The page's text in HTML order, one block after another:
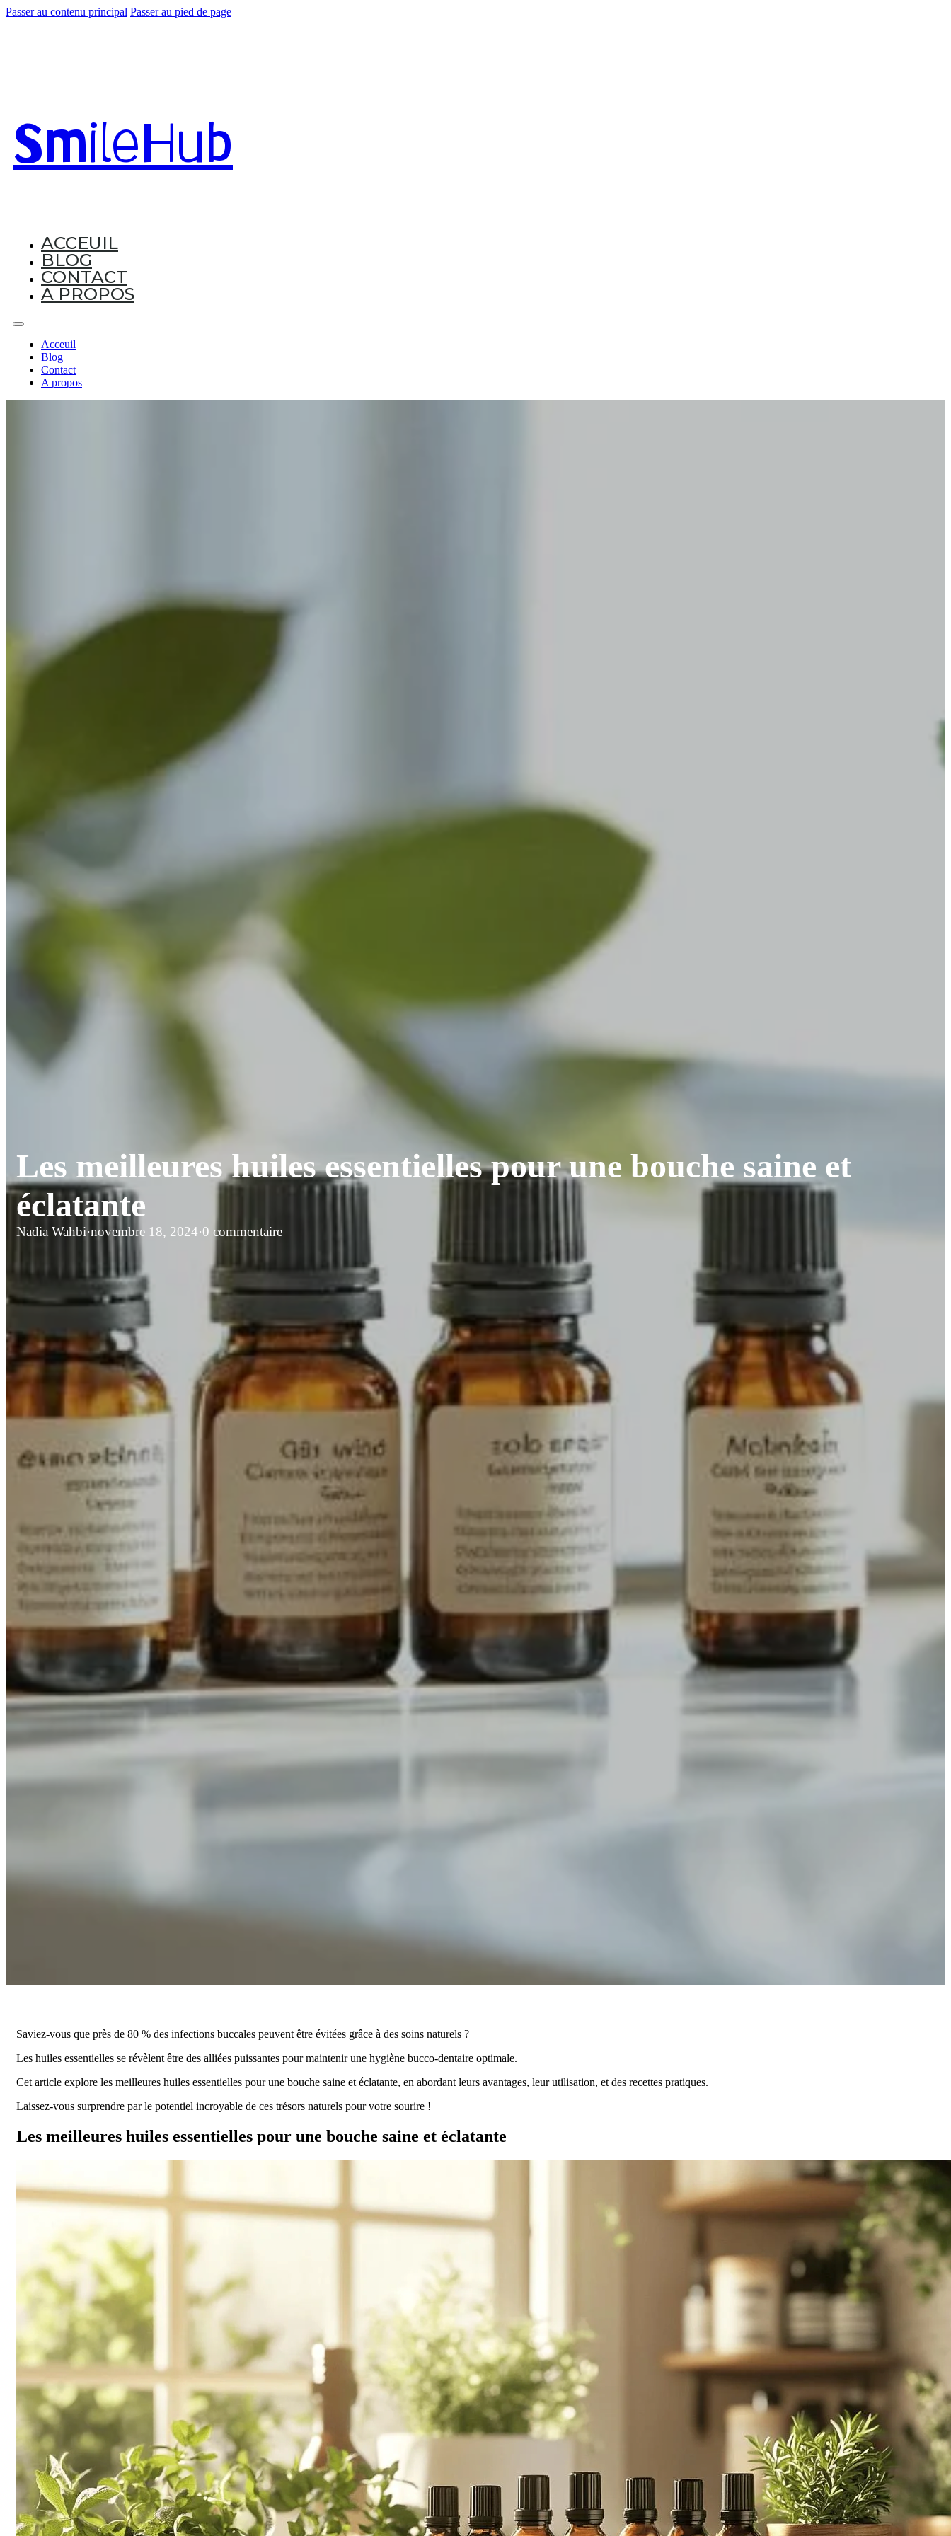
Passer au contenu principal Passer au pied de page
SmileHub
ACCEUIL
BLOG
CONTACT
A PROPOS
Acceuil
Blog
Contact
A propos
Les meilleures huiles essentielles pour une bouche saine et
éclatante
Nadia Wahbi·novembre 18, 2024·0 commentaire
Saviez-vous que près de 80 % des infections buccales peuvent être évitées grâce à des soins naturels ?
Les huiles essentielles se révèlent être des alliées puissantes pour maintenir une hygiène bucco-dentaire optimale.
Cet article explore les meilleures huiles essentielles pour une bouche saine et éclatante, en abordant leurs avantages, leur utilisation, et des recettes pratiques.
Laissez-vous surprendre par le potentiel incroyable de ces trésors naturels pour votre sourire !
Les meilleures huiles essentielles pour une bouche saine et éclatante